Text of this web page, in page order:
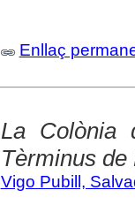
Enllaç
La Colònia
Tèrminus de
Vigo Pubill,